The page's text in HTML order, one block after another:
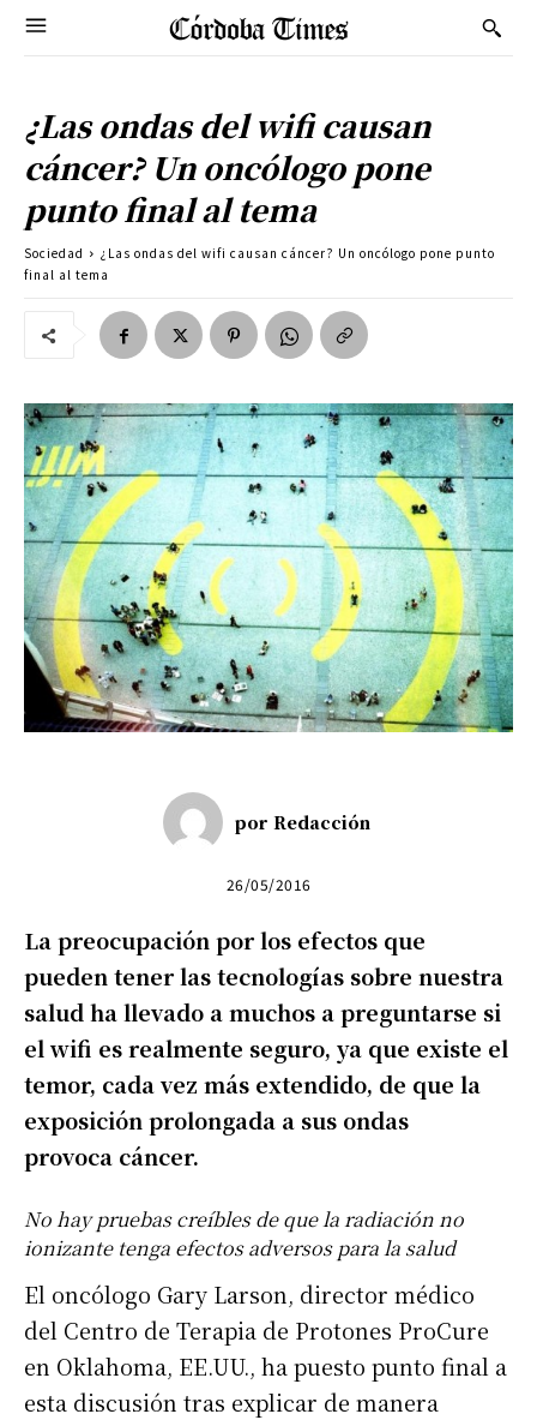
¿Las ondas del wifi causan
cáncer? Un oncólogo pone
punto final al tema
Sociedad
¿Las ondas del wifi causan cáncer? Un oncólogo pone punto
final al tema
por Redacción
26/05/2016
La preocupación por los efectos que
pueden tener las tecnologías sobre nuestra
salud ha llevado a muchos a preguntarse si
el wifi es realmente seguro, ya que existe el
temor, cada vez más extendido, de que la
exposición prolongada a sus ondas
provoca cáncer.
No hay pruebas creíbles de que la radiación no
ionizante tenga efectos adversos para la salud
El oncólogo Gary Larson, director médico
del Centro de Terapia de Protones ProCure
en Oklahoma, EE.UU., ha puesto punto final a
esta discusión tras explicar de manera